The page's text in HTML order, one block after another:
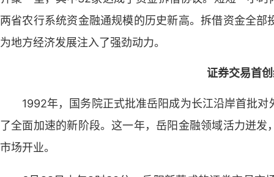
两省农行系统资金融通规模的历史新高。拆借资金全
为地方经济发展注入了强劲动力。
证券交易首
1992年，国务院正式批准岳阳成为长江沿岸首批
了全面加速的新阶段。这一年，岳阳金融领域活力迸
市场开业。